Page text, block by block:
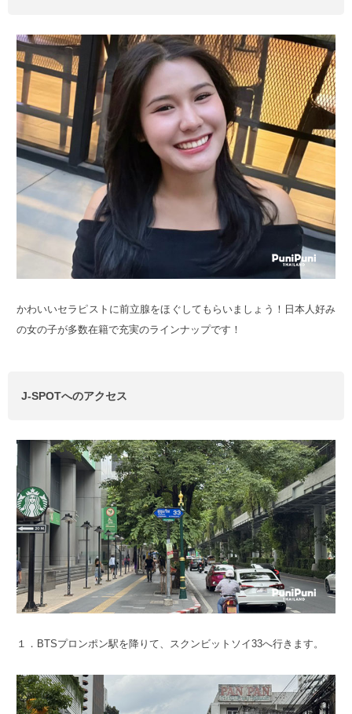
かわいいセラピストに前立腺をほぐしてもらいましょう！日本人好み
の女の子が多数在籍で充実のラインナップです！
J-SPOTへのアクセス
１．BTSプロンポン駅を降りて、スクンビットソイ33へ行きます。